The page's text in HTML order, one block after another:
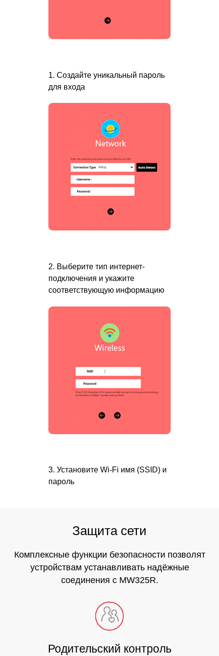
1. Создайте уникальный пароль
для входа
2. Выберите тип интернет-
подключения и укажите
соответствующую информацию
3. Установите Wi-Fi имя (SSID) и
пароль
Защита сети
Комплексные функции безопасности позволят
устройствамустанавливать надёжные
соединения с MW325R.
Родительский контроль